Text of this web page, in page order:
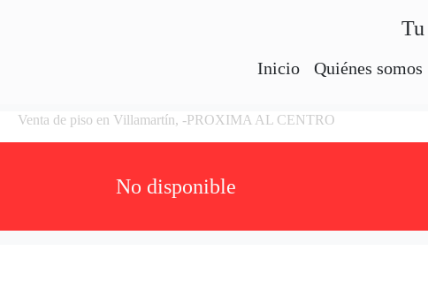
Inicio Quiénes somos
Venta de piso en Villamartín, -PROXIMA AL CENTRO
No disponible